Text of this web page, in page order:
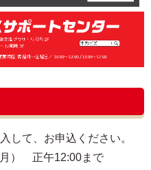
して、お申込ください。
） 正午12:00まで